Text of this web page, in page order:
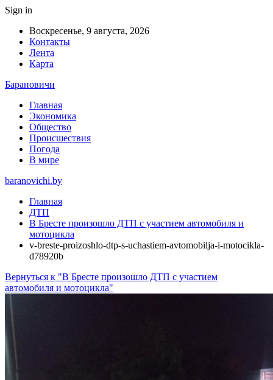
Sign in
Воскресенье, 9 августа, 2026
Контакты
Лента
Карта
Барановичи
Главная
Экономика
Общество
Происшествия
Погода
В мире
baranovichi.by
Главная
ДТП
В Бресте произошло ДТП с участием автомобиля и
мотоцикла
v-breste-proizoshlo-dtp-s-uchastiem-avtomobilja-i-motocikla-
d78920b
Вернуться к "В Бресте произошло ДТП с участием
автомобиля и мотоцикла"